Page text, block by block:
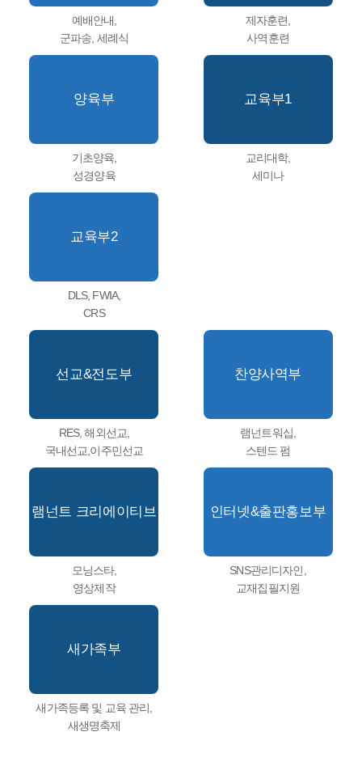
예배안내,
군파송, 세례식
제자훈련,
사역훈련
양육부
기초양육,
성경양육
교육부1
교리대학,
세미나
교육부2
DLS, FWIA,
CRS
선교&전도부
RES, 해외선교,
국내선교,이주민선교
찬양사역부
램넌트워십,
스텐드 펌
램넌트 크리에이티브
모닝스타,
영상제작
인터넷&출판홍보부
SNS관리디자인,
교재집필지원
새가족부
새가족등록 및 교육 관리,
새생명축제